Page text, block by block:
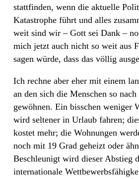
stattfinden, wenn die aktuelle
Katastrophe führt und alles
weit sind wir – Gott sei Dank –
mich jetzt auch nicht so weit aus
sagen würde, dass das völlig
Ich rechne aber eher mit einem
an den sich die Menschen so nach
gewöhnen. Ein bisschen weniger
wird seltener in Urlaub fahren;
kostet mehr; die Wohnungen
noch mit 19 Grad geheizt oder
Beschleunigt wird dieser Abstieg
internationale